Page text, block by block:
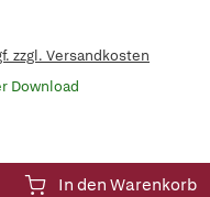
zzgl. Versandkosten
Download
In den Warenkorb